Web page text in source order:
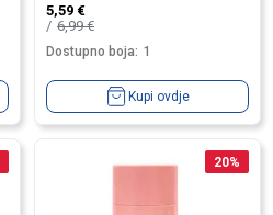
5,59 €
6,99€
Dostupno boja: 1
Kupi ovdje
20%